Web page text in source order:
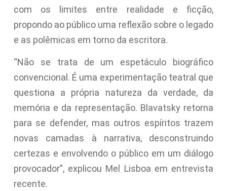
com os limites entre realidade e ficção,
propondo ao público uma reflexão sobre o legado
e as polêmicas em torno da escritora.
“Não se trata de um espetáculo biográfico
convencional. É uma experimentação teatral que
questiona a própria natureza da verdade, da
memória e da representação. Blavatsky retorna
para se defender, mas outros espíritos trazem
novas camadas à narrativa, desconstruindo
certezas e envolvendo o público em um diálogo
provocador”, explicou Mel Lisboa em entrevista
recente.